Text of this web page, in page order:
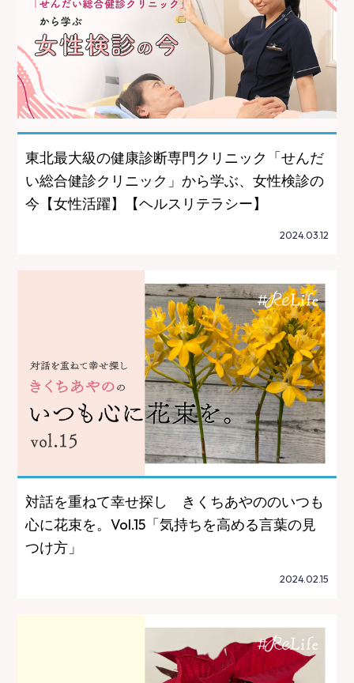
東北最大級の健康診断専門クリニック「せんだ
い総合健診クリニック」から学ぶ、女性検診の
今【女性活躍】【ヘルスリテラシー】
2024.03.12
対話を重ねて幸せ探し きくちあやののいつも
心に花束を。Vol.15「気持ちを高める言葉の見
つけ方」
2024.02.15